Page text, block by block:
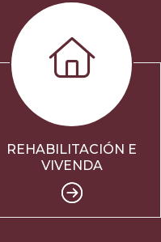
REHABILITACIÓN E
VIVENDA